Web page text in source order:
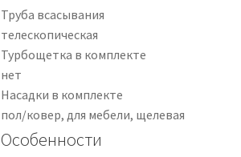
Труба всасывания
телескопическая
Турбощетка в комплекте
нет
Насадки в комплекте
пол/ковер, для мебели, щелевая
Особенности